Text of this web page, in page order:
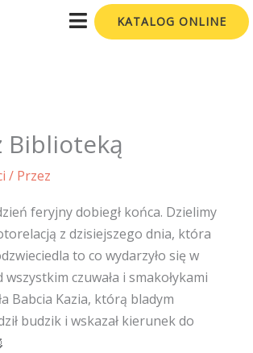
KATALOG ONLINE
Biblioteką
/ Przez
feryjny dobiegł końca. Dzielimy
z dzisiejszego dnia, która
to co wydarzyło się w
wszystkim czuwała i smakołykami
Babcia Kazia, którą bladym
budzik i wskazał kierunek do